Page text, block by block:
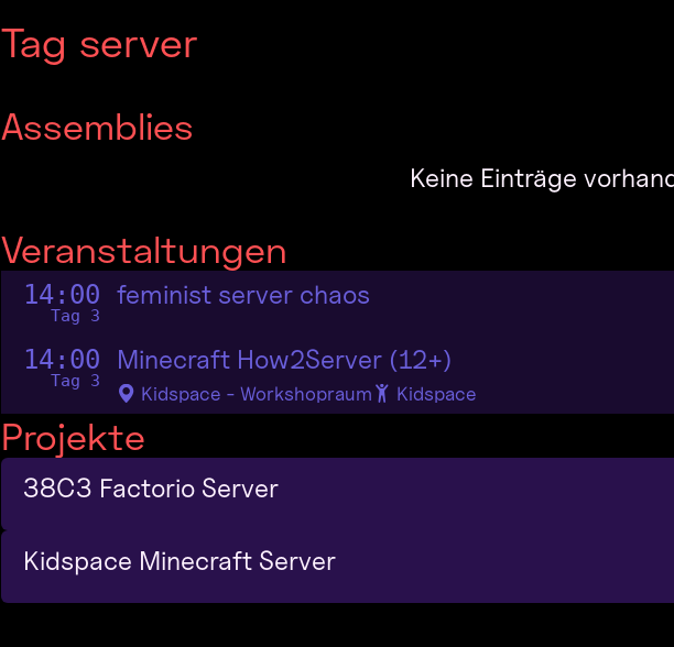
Tag server
Assemblies
Keine Einträge
Veranstaltungen
14:00
Tag 3
feminist server chaos
14:00
Tag 3
Minecraft How2Server (12+)
Kidspace - Workshopraum Kidspace
Projekte
38C3 Factorio Server
Kidspace Minecraft Server